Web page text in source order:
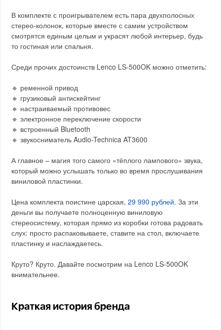
В комплекте с проигрывателем есть пара двухполосных
стерео-колонок, которые вместе с самим устройством
смотрятся единым целым и украсят любой интерьер, будь
то гостиная или спальня.
Среди прочих достоинств Lenco LS-500OK можно отметить:
🔹 ременной привод
🔹 грузиковый антискейтинг
🔹 настраиваемый противовес
🔹 электронное переключение скорости
🔹 встроенный Bluetooth
🔹 звукосниматель Audio-Technica AT3600
А главное – магия того самого «тёплого лампового» звука,
который можно услышать только во время прослушивания
виниловой пластинки.
Цена комплекта поистине царская,29 990 рублей. За эти
деньги вы получаете полноценную виниловую
стереосистему, которая прямо из коробки готова радовать
слух: просто распаковываете, ставите на стол, включаете
пластинку и наслаждаетесь.
Круто? Круто. Давайте посмотрим на Lenco LS-500OK
внимательнее.
Краткая история бренда